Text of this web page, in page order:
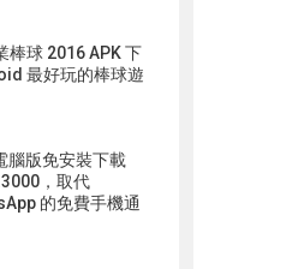
棒球 2016 APK 下
最好玩的棒球遊
腦版免安裝下載
，取代
的免費手機通